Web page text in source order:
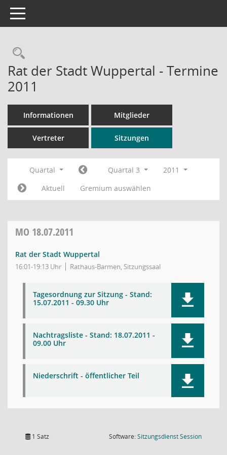
Toggle navigation
Rechercheauswahl
Rat der Stadt Wuppertal - Termine
2011
Informationen Mitglieder
Vertreter Sitzungen
Quartal Quartal 3
2011
Aktuell
Gremium auswählen
MO 18.07.2011
Rat der Stadt Wuppertal
16:01-19:13 Uhr Rathaus-Barmen, Sitzungssaal
Tagesordnung zur Sitzung - Stand:
15.07.2011 - 09.30 Uhr
Nachtragsliste - Stand: 18.07.2011 -
09.00 Uhr
Niederschrift - öffentlicher Teil
1 Satz Software:SitzungsdienstSession(Wird in